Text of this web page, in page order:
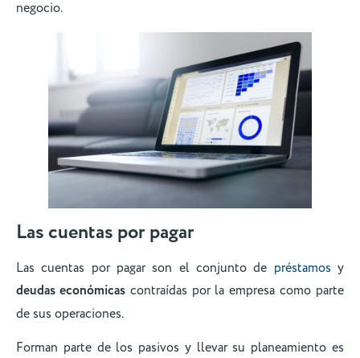
negocio.
Las cuentas por pagar
Las cuentas por pagar son el conjunto de préstamosy
deudas económicascontraídas por la empresa como parte
de sus operaciones.
Forman parte de los pasivos y llevar su planeamiento es